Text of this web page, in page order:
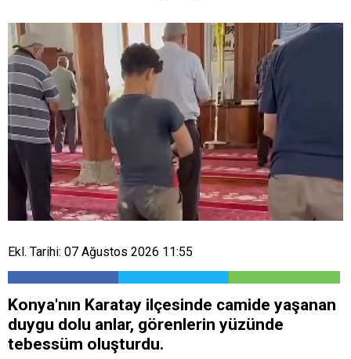
Ekl. Tarihi: 07 Ağustos 2026 11:55
Konya'nın Karatay ilçesinde camide yaşanan
duygu dolu anlar, görenlerin yüzünde
tebessüm oluşturdu.